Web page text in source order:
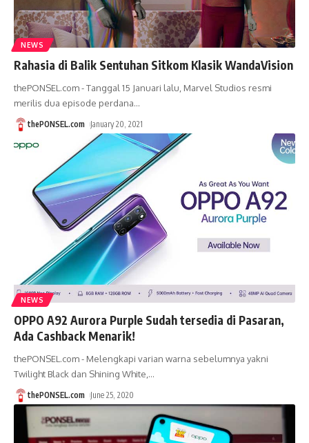
NEWS
Rahasia di Balik Sentuhan Sitkom Klasik WandaVision
thePONSEL.com - Tanggal 15 Januari lalu, Marvel Studios resmi
merilis dua episode perdana…
thePONSEL.com January 20, 2021
NEWS
OPPO A92 Aurora Purple Sudah tersedia di Pasaran,
Ada Cashback Menarik!
thePONSEL.com - Melengkapi varian warna sebelumnya yakni
Twilight Black dan Shining White, …
thePONSEL.com June 25, 2020